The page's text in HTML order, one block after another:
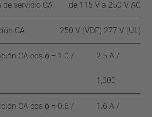
de servicio CA de 115 V a 250 V AC
CA 250 V (VDE) 277 V (UL)
CA cos ϕ = 1.0 / 2.5 A /
1,000
CA cos ϕ = 0.6 / 1.6 A /